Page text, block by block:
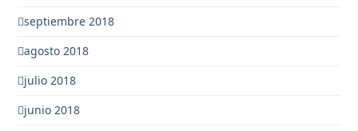
septiembre 2018
agosto 2018
julio 2018
junio 2018